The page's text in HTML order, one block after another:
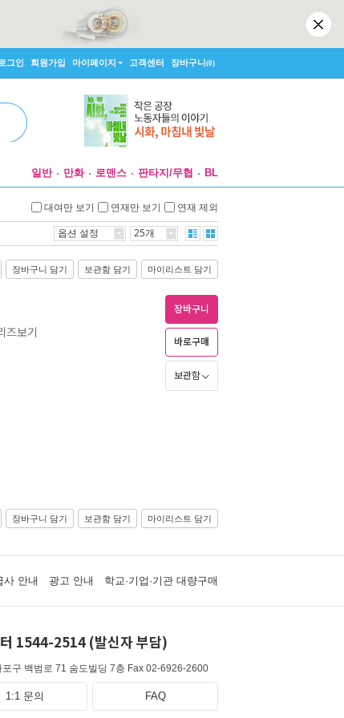
로그인 회원가입 마이페이지 고객센터 장바구니(0)
일반 만화 로맨스 판타지/무협 BL
대여만 보기 연재만 보기 연재 제외
옵션 설정 25개
장바구니 담기 보관함 담기 마이리스트 담기
즈보기
장바구니
바로구매
보관함
장바구니 담기 보관함 담기 마이리스트 담기
사 안내 광고 안내 학교·기업·기관 대량구매
1544-2514 (발신자 부담)
구 백범로 71 숨도빌딩 7층 Fax 02-6926-2600
1:1 문의 FAQ